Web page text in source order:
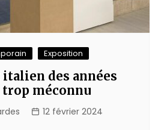
Exposition
italien des années
trop méconnu
12 février 2024